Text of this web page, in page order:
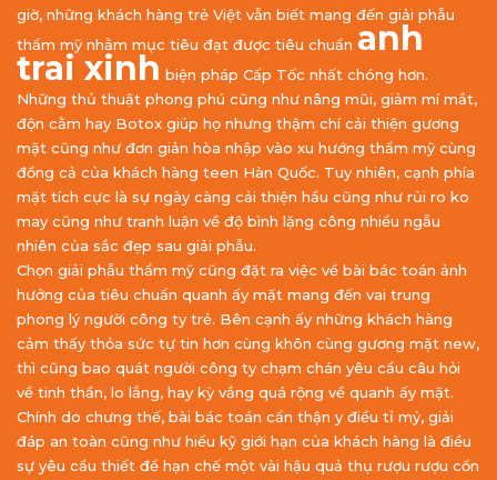
giờ, những khách hàng trẻ Việt vẫn biết mang đến giải phẫu
thẩm mỹ nhằm mục tiêu đạt được tiêu chuẩn anh
trai xinh biện pháp Cấp Tốc nhất chóng hơn.
Những thủ thuật phong phú cũng như nâng mũi, giảm mí mắt,
độn cằm hay Botox giúp họ nhưng thậm chí cải thiện gương
mặt cũng như đơn giản hòa nhập vào xu hướng thẩm mỹ cùng
đồng cả của khách hàng teen Hàn Quốc. Tuy nhiên, cạnh phía
mặt tích cực là sự ngày càng cải thiện hầu cũng như rủi ro ko
may cũng như tranh luận về độ bình lặng công nhiều ngẫu
nhiên của sắc đẹp sau giải phẫu.
Chọn giải phẫu thẩm mỹ cũng đặt ra việc về bài bác toán ảnh
hưởng của tiêu chuẩn quanh ấy mặt mang đến vai trung
phong lý người công ty trẻ. Bên cạnh ấy những khách hàng
cảm thấy thỏa sức tự tin hơn cùng khôn cùng gương mặt new,
thì cũng bao quát người công ty chạm chán yêu cầu câu hỏi
về tinh thần, lo lắng, hay kỳ vẳng quá rộng về quanh ấy mặt.
Chính do chưng thế, bài bác toán cẩn thận y điều tỉ mỷ, giải
đáp an toàn cũng như hiểu kỹ giới hạn của khách hàng là điều
sự yêu cầu thiết để hạn chế một vài hậu quả thụ rượu rượu cồn